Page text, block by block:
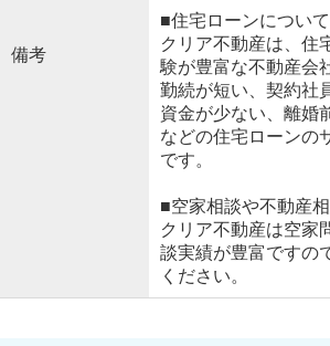
備考
■住宅ローンについて
クリア不動産は、住
験が豊富な不動産会
勤続が短い、契約社
資金が少ない、離婚
などの住宅ローンの
です。
■空家相談や不動産
クリア不動産は空家
談実績が豊富ですの
ください。